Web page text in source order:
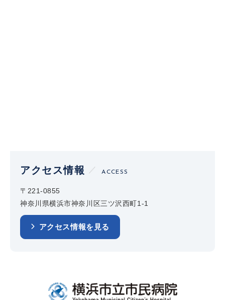
アクセス情報 ACCESS
〒221-0855
神奈川県横浜市神奈川区三ツ沢西町1-1
アクセス情報を見る